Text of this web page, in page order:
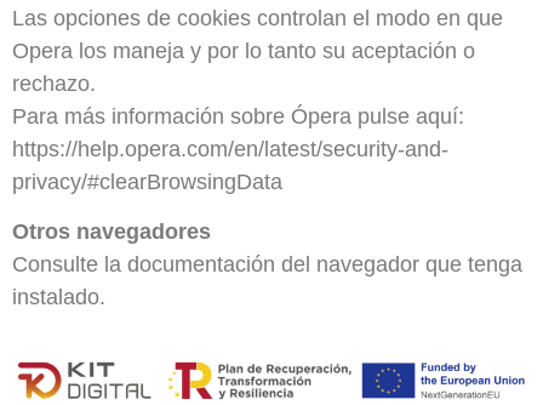
Las opciones de cookies controlan el modo en que
Opera los maneja y por lo tanto su aceptación o
rechazo.
Para más información sobre Ópera pulse aquí:
https://help.opera.com/en/latest/security-and-
privacy/#clearBrowsingData
Otros navegadores
Consulte la documentación del navegador que tenga
instalado.